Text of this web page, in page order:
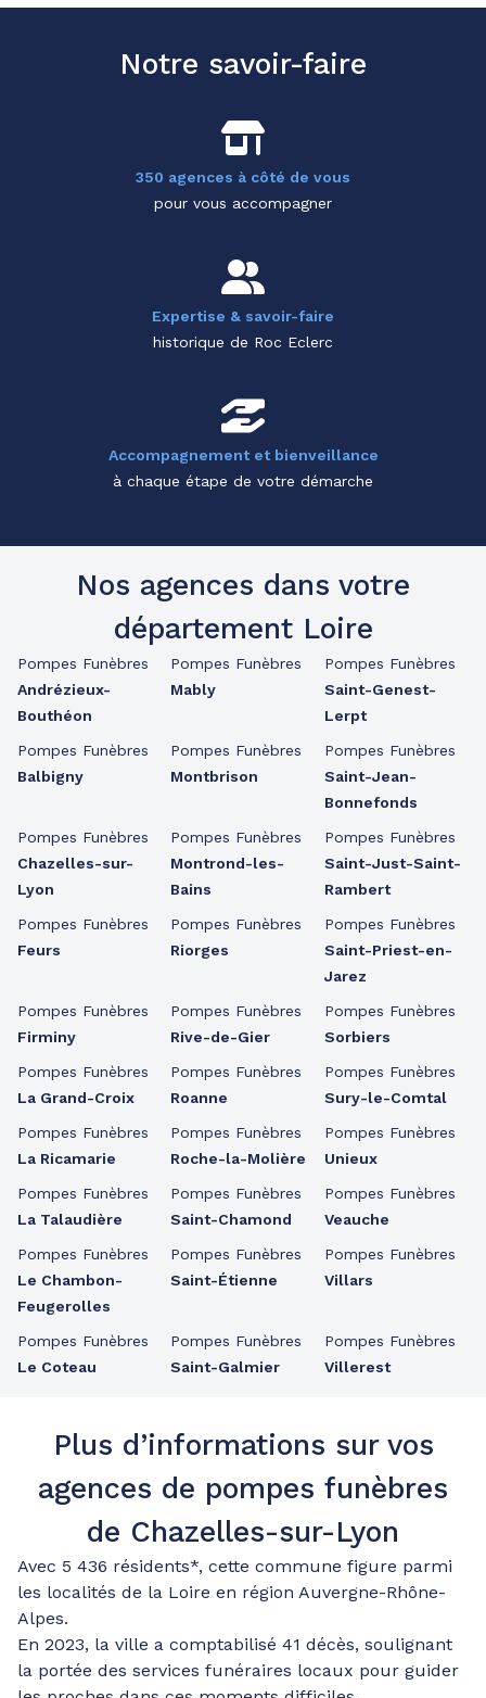
Notre savoir-faire
350 agences à côté de vous
pour vous accompagner
Expertise & savoir-faire
historique de Roc Eclerc
Accompagnement et bienveillance
à chaque étape de votre démarche
Nos agences dans votre
département Loire
Pompes Funèbres
Andrézieux-
Bouthéon
Pompes Funèbres
Balbigny
Pompes Funèbres
Chazelles-sur-
Lyon
Pompes Funèbres
Feurs
Pompes Funèbres
Firminy
Pompes Funèbres
La Grand-Croix
Pompes Funèbres
La Ricamarie
Pompes Funèbres
La Talaudière
Pompes Funèbres
Le Chambon-
Feugerolles
Pompes Funèbres
Le Coteau
Pompes Funèbres
Mably
Pompes Funèbres
Montbrison
Pompes Funèbres
Montrond-les-
Bains
Pompes Funèbres
Riorges
Pompes Funèbres
Rive-de-Gier
Pompes Funèbres
Roanne
Pompes Funèbres
Roche-la-Molière
Pompes Funèbres
Saint-Chamond
Pompes Funèbres
Saint-Étienne
Pompes Funèbres
Saint-Galmier
Pompes Funèbres
Saint-Genest-
Lerpt
Pompes Funèbres
Saint-Jean-
Bonnefonds
Pompes Funèbres
Saint-Just-Saint-
Rambert
Pompes Funèbres
Saint-Priest-en-
Jarez
Pompes Funèbres
Sorbiers
Pompes Funèbres
Sury-le-Comtal
Pompes Funèbres
Unieux
Pompes Funèbres
Veauche
Pompes Funèbres
Villars
Pompes Funèbres
Villerest
Plus d’informations sur vos
agences de pompes funèbres
de Chazelles-sur-Lyon
Avec 5 436 résidents*, cette commune figure parmi
les localités de la Loire en région Auvergne-Rhône-
Alpes.
En 2023, la ville a comptabilisé 41 décès, soulignant
la portée des services funéraires locaux pour guider